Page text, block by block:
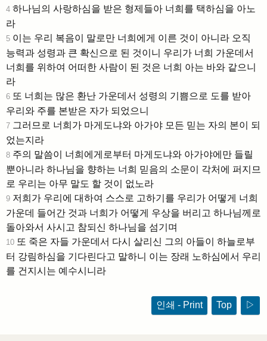
4 하나님의 사랑하심을 받은 형제들아 너희를 택하심을 아노
라
5 이는 우리 복음이 말로만 너희에게 이른 것이 아니라 오직
능력과 성령과 큰 확신으로 된 것이니 우리가 너희 가운데서
너희를 위하여 어떠한 사람이 된 것은 너희 아는 바와 같으니
라
6 또 너희는 많은 환난 가운데서 성령의 기쁨으로 도를 받아
우리와 주를 본받은 자가 되었으니
7 그러므로 너희가 마게도냐와 아가야 모든 믿는 자의 본이 되
었는지라
8 주의 말씀이 너희에게로부터 마게도냐와 아가야에만 들릴
뿐아니라 하나님을 향하는 너희 믿음의 소문이 각처에 퍼지므
로 우리는 아무 말도 할 것이 없노라
9 저희가 우리에 대하여 스스로 고하기를 우리가 어떻게 너희
가운데 들어간 것과 너희가 어떻게 우상을 버리고 하나님께로
돌아와서 사시고 참되신 하나님을 섬기며
10 또 죽은 자들 가운데서 다시 살리신 그의 아들이 하늘로부
터 강림하심을 기다린다고 말하니 이는 장래 노하심에서 우리
를 건지시는 예수시니라
인쇄 - Print Top ▷